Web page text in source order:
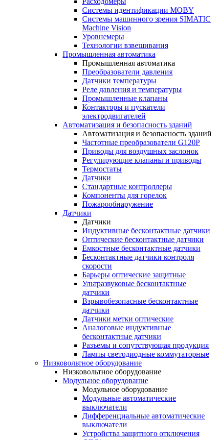
Системы идентификации MOBY
Системы машинного зрения SIMATIC
Machine Vision
Уровнемеры
Технологии взвешивания
Промышленная автоматика
Промышленная автоматика
Преобразователи давления
Датчики температуры
Реле давления и температуры
Промышленные клапаны
Контакторы и пускатели
электродвигателей
Автоматизация и безопасность зданий
Автоматизация и безопасность зданий
Частотные преобразователи G120P
Приводы для воздушных заслонок
Регулирующие клапаны и приводы
Термостаты
Датчики
Стандартные контроллеры
Компоненты для горелок
Пожарообнаружение
Датчики
Датчики
Индуктивные бесконтактные датчики
Оптические бесконтактные датчики
Емкостные бесконтактные датчики
Бесконтактные датчики контроля
скорости
Барьеры оптические защитные
Ультразвуковые бесконтактные
датчики
Взрывобезопасные бесконтактные
датчики
Датчики метки оптические
Аналоговые индуктивные
бесконтактные датчики
Разъемы и сопутствующая продукция
Лампы светодиодные коммутаторные
Низковольтное оборудование
Низковольтное оборудование
Модульное оборудование
Модульное оборудование
Модульные автоматические
выключатели
Дифференциальные автоматические
выключатели
Устройства защитного отключения